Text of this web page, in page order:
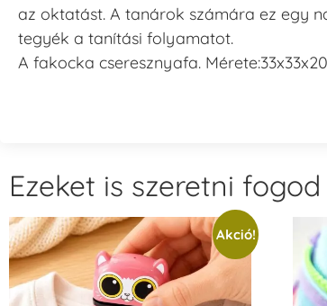
az oktatást. A tanárok számára ez egy
tegyék a tanítási folyamatot.
A fakocka cseresznyafa.
Ezeket is szeretni fogod
Akció!